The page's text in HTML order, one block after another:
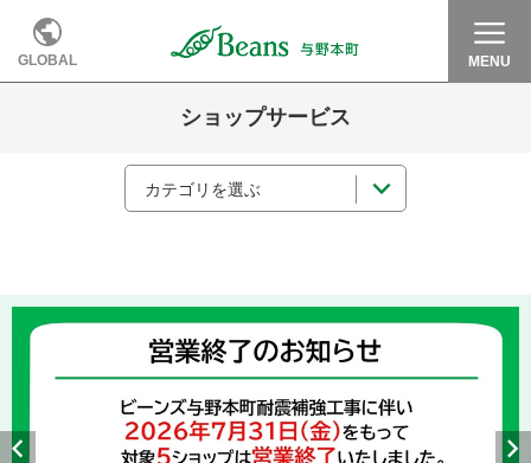
GLOBAL MENU
ショップサービス
カテゴリを選ぶ